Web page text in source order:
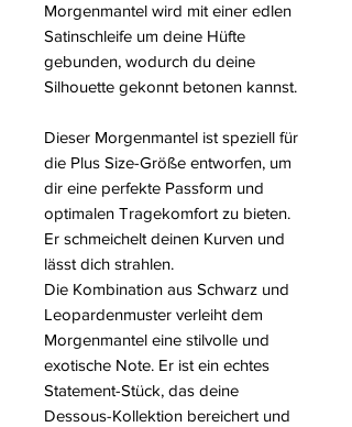
Morgenmantel wird mit einer edlen
Satinschleife um deine Hüfte
gebunden, wodurch du deine
Silhouette gekonnt betonen kannst.
Dieser Morgenmantel ist speziell für
die Plus Size-Größe entworfen, um
dir eine perfekte Passform und
optimalen Tragekomfort zu bieten.
Er schmeichelt deinen Kurven und
lässt dich strahlen.
Die Kombination aus Schwarz und
Leopardenmuster verleiht dem
Morgenmantel eine stilvolle und
exotische Note. Er ist ein echtes
Statement-Stück, das deine
Dessous-Kollektion bereichert und